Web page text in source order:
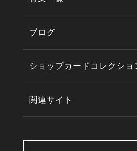
ブログ
ショップカードコレクショ
関連サイト